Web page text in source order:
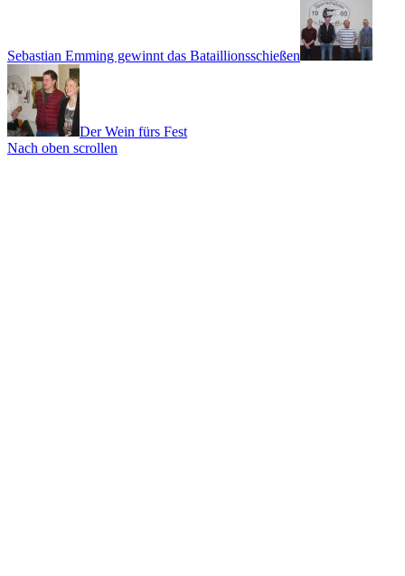
Sebastian Emming gewinnt das Bataillionsschießen
Der Wein fürs Fest
Nach oben scrollen